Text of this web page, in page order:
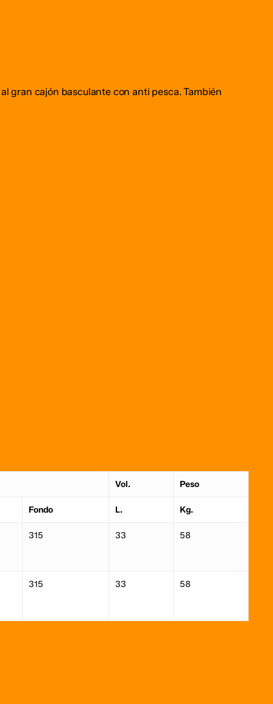
gran cajón basculante con anti pesca. También
Vol. Peso
Fondo L. Kg.
315 33 58
315 33 58